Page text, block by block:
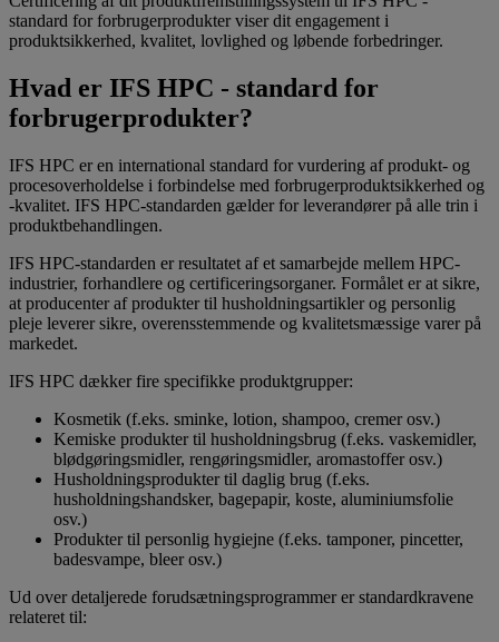
standard for forbrugerprodukter viser dit engagement i
produktsikkerhed, kvalitet, lovlighed og løbende forbedringer.
Hvad er IFS HPC - standard for
forbrugerprodukter?
IFS HPC er en international standard for vurdering af produkt- og
procesoverholdelse i forbindelse med forbrugerproduktsikkerhed og
-kvalitet. IFS HPC-standarden gælder for leverandører på alle trin i
produktbehandlingen.
IFS HPC-standarden er resultatet af et samarbejde mellem HPC-
industrier, forhandlere og certificeringsorganer. Formålet er at sikre,
at producenter af produkter til husholdningsartikler og personlig
pleje leverer sikre, overensstemmende og kvalitetsmæssige varer på
markedet.
IFS HPC dækker fire specifikke produktgrupper:
Kosmetik (f.eks. sminke, lotion, shampoo, cremer osv.)
Kemiske produkter til husholdningsbrug (f.eks. vaskemidler,
blødgøringsmidler, rengøringsmidler, aromastoffer osv.)
Husholdningsprodukter til daglig brug (f.eks.
husholdningshandsker, bagepapir, koste, aluminiumsfolie
osv.)
Produkter til personlig hygiejne (f.eks. tamponer, pincetter,
badesvampe, bleer osv.)
Ud over detaljerede forudsætningsprogrammer er standardkravene
relateret til: